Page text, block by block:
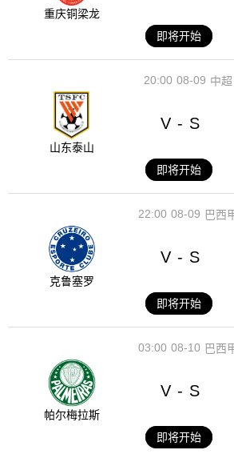
重庆铜梁龙
即将开始
08-09
20:00 中超
山东泰山
V - S
即将开始
08-09
22:00 巴西
克鲁塞罗
V - S
即将开始
08-10
03:00 巴西
帕尔梅拉斯
V - S
即将开始